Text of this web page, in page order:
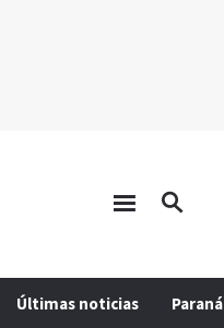
Últimas noticias Paraná